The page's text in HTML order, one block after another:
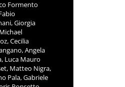
Formento
Giorgia
Cecilia
Angela
Luca Mauro
Matteo Nigra,
Pala, Gabriele